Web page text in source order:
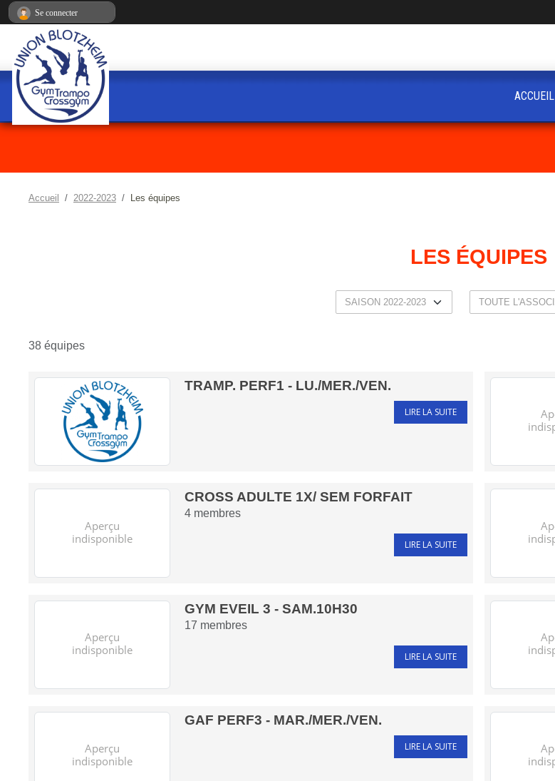
Accueil 2022-2023 Les équipes
LES ÉQUIPES
38 équipes
TRAMP. PERF1 - LU./MER./VEN.
LIRE LA SUITE
CROSS ADULTE 1X/ SEM FORFAIT
4membres
LIRE LA SUITE
GYM EVEIL 3 - SAM.10H30
17 membres
LIRE LA SUITE
GAF PERF3 - MAR./MER./VEN.
LIRE LA SUITE
ACCUEIL
Se connecter
Panneau de gestion des cookies